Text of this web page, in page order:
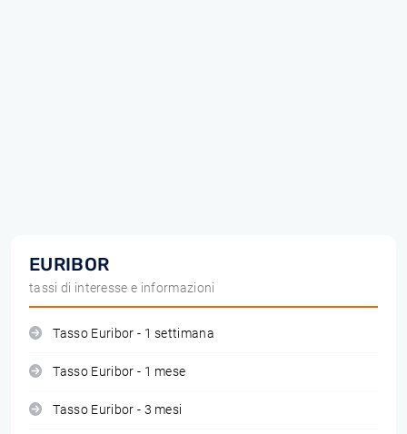
EURIBOR
tassi di interesse e informazioni
Tasso Euribor - 1 settimana
Tasso Euribor - 1 mese
Tasso Euribor - 3 mesi